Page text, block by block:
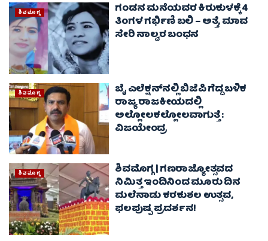
ಶಿವಮೊಗ್ಗ ಗಂಡನ ಮನೆಯವರ ಕಿರುಕುಳಕ್ಕೆ 4
ತಿಂಗಳ ಗರ್ಭಿಣಿ ಬಲಿ – ಅತ್ತೆ, ಮಾವ
ಸೇರಿ ನಾಲ್ವರ ಬಂಧನ
ಶಿವಮೊಗ್ಗ ಬೈ ಎಲೆಕ್ಷನ್‌ನಲ್ಲಿ ಬಿಜೆಪಿ ಗೆದ್ದ ಬಳಿಕ
ರಾಜ್ಯ ರಾಜಕೀಯದಲ್ಲಿ
ಅಲ್ಲೋಲಕಲ್ಲೋಲವಾಗುತ್ತೆ :
ವಿಜಯೇಂದ್ರ
ಶಿವಮೊಗ್ಗ ಶಿವಮೊಗ್ಗ | ಗಣರಾಜ್ಯೋತ್ಸವದ
ನಿಮಿತ್ತ ಇಂದಿನಿಂದ ಮೂರು ದಿನ
ಮಲೆನಾಡು ಕರಕುಶಲ ಉತ್ಸವ,
ಫಲಪುಷ್ಪ ಪ್ರದರ್ಶನ!